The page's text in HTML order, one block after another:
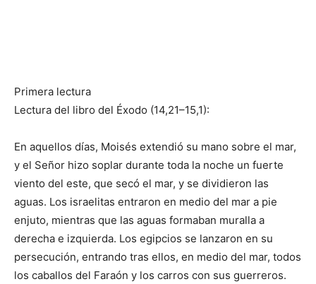
Primera lectura
Lectura del libro del Éxodo (14,21–15,1):
En aquellos días, Moisés extendió su mano sobre el mar,
y el Señor hizo soplar durante toda la noche un fuerte
viento del este, que secó el mar, y se dividieron las
aguas. Los israelitas entraron en medio del mar a pie
enjuto, mientras que las aguas formaban muralla a
derecha e izquierda. Los egipcios se lanzaron en su
persecución, entrando tras ellos, en medio del mar, todos
los caballos del Faraón y los carros con sus guerreros.